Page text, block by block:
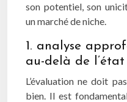
son potentiel, son
un marché de niche.
1. analyse
au-delà de l’état
L’évaluation ne doit
bien. Il est